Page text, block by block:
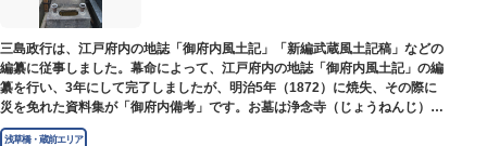
三島政行は、江戸府内の地誌「御府内風土記」「新編武蔵風土記稿」などの
編纂に従事しました。幕命によって、江戸府内の地誌「御府内風土記」の編
纂を行い、3年にして完了しましたが、明治5年（1872）に焼失、その際に
災を免れた資料集が「御府内備考」です。お墓は浄念寺（じょうねんじ）境
内にあります。
浅草橋・蔵前エリア